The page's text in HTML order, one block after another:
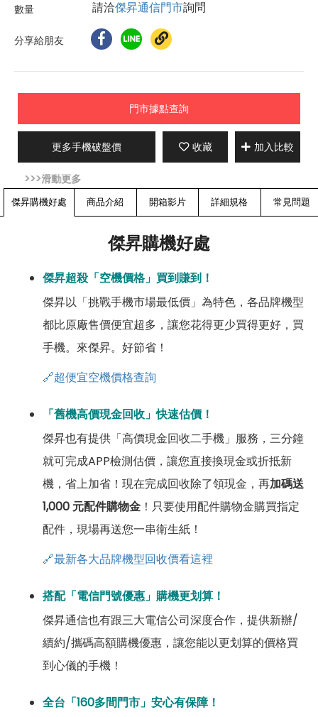
請洽傑昇通信門市詢問
分享給朋友
門市據點查詢
更多手機破盤價 收藏 加入比較
傑昇購機好處 商品介紹 開箱影片 詳細規格 常見問題
傑昇購機好處
傑昇超殺「空機價格」買到賺到！
傑昇以「挑戰手機市場最低價」為特色，各品牌機型
都比原廠售價便宜超多，讓您花得更少買得更好，買
手機。來傑昇。好節省！
🔗超便宜空機價格查詢
「舊機高價現金回收」快速估價！
傑昇也有提供「高價現金回收二手機」服務，三分鐘
就可完成APP檢測估價，讓您直接換現金或折抵新
機，省上加省！現在完成回收除了領現金，再加碼送
1,000 元配件購物金 ！只要使用配件購物金購買指定
配件，現場再送您一串衛生紙！
🔗最新各大品牌機型回收價看這裡
搭配「電信門號優惠」購機更划算！
傑昇通信也有跟三大電信公司深度合作，提供新辦/
續約/攜碼高額購機優惠，讓您能以更划算的價格買
到心儀的手機！
全台「160多間門市」安心有保障！